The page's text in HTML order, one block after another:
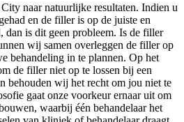
naar natuurlijke resultaten. Indien u
en de filler is op de juiste en
dan is dit geen probleem. Is de filler
wij samen overleggen de filler op
behandeling in te plannen. Op het
de filler niet op te lossen bij een
behouden wij het recht om jou niet te
gaat onze voorkeur ernaar uit om
waarbij één behandelaar het